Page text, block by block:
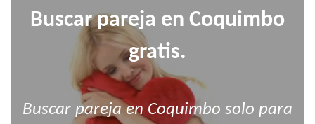
Buscar pareja en Coquimbo
gratis.
Buscar pareja en Coquimbo solo para